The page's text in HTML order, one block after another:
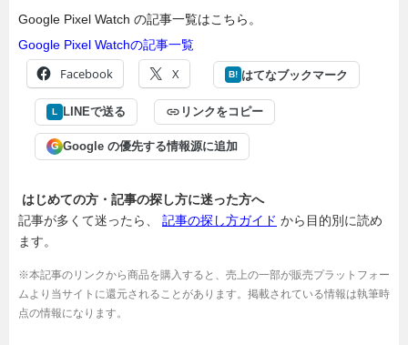
Google Pixel Watch の記事一覧はこちら。
Google Pixel Watchの記事一覧
Facebook X B! はてなブックマーク
L LINEで送る リンクをコピー
G Google の優先する情報源に追加
はじめての方・記事の探し方に迷った方へ
記事が多くて迷ったら、 記事の探し方ガイド から目的別に読め
ます。
※本記事のリンクから商品を購入すると、売上の一部が販売プラットフォー
ムより当サイトに還元されることがあります。掲載されている情報は執筆時
点の情報になります。